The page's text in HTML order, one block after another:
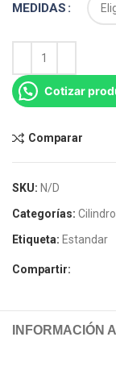
MEDIDAS
Cotizar
Comparar
SKU: N/D
Categorías:
Etiqueta: Estandar
Compartir:
INFORMACIÓN